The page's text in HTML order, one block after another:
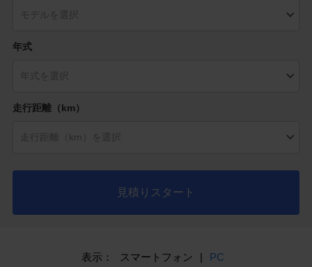
年式
走行距離（km）
見積りスタート
表示： スマートフォン | PC